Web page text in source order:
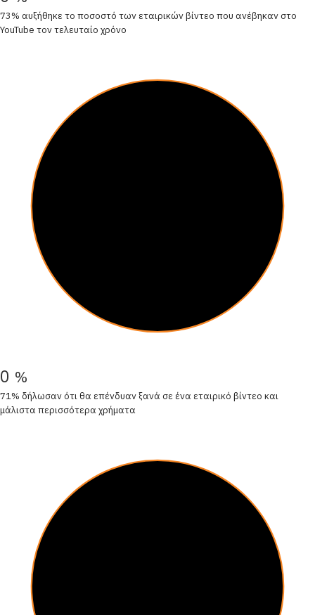
73% αυξήθηκε το ποσοστό των εταιρικών βίντεο που ανέβηκαν στο
YouTube τον τελευταίο χρόνο
0 %
71% δήλωσαν ότι θα επένδυαν ξανά σε ένα εταιρικό βίντεο και
μάλιστα περισσότερα χρήματα